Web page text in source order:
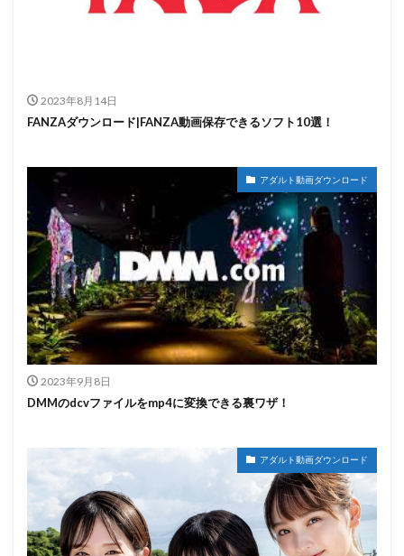
2023年8月14日
FANZAダウンロード|FANZA動画保存できるソフト10選！
アダルト動画ダウンロード
2023年9月8日
DMMのdcvファイルをmp4に変換できる裏ワザ！
アダルト動画ダウンロード